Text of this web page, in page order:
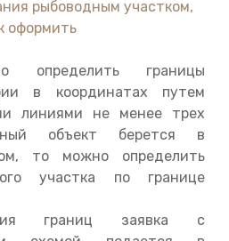
определить границы
в координатах путем
линиями не менее трех
объект берется в
то можно определить
участка по границе
границ заявка с